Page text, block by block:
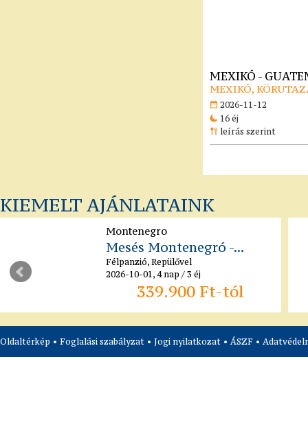
MEXIKÓ -
MEXIKÓ,
2026-11-12
16 éj
leírás szerint
KIEMELT AJÁNLATAINK
Montenegro
Mesés Montenegró -...
Félpanzió, Repülővel
2026-10-01, 4 nap / 3 éj
339.900 Ft-tól
Oldaltérkép • Foglalási szabályzat • Jogi nyilatkozat • ÁSZF •